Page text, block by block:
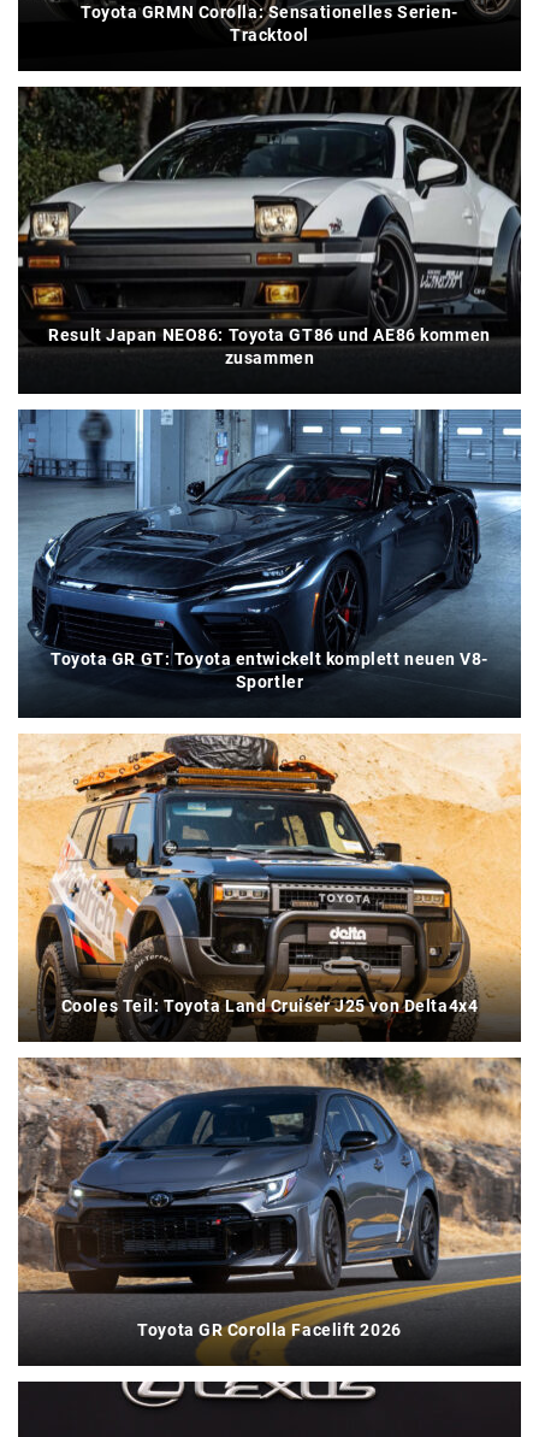
Toyota GRMN Corolla: Sensationelles Serien-
Tracktool
Result Japan NEO86: Toyota GT86 und AE86 kommen
zusammen
Toyota GR GT: Toyota entwickelt komplett neuen V8-
Sportler
Cooles Teil: Toyota Land Cruiser J25 von Delta4x4
Toyota GR Corolla Facelift 2026